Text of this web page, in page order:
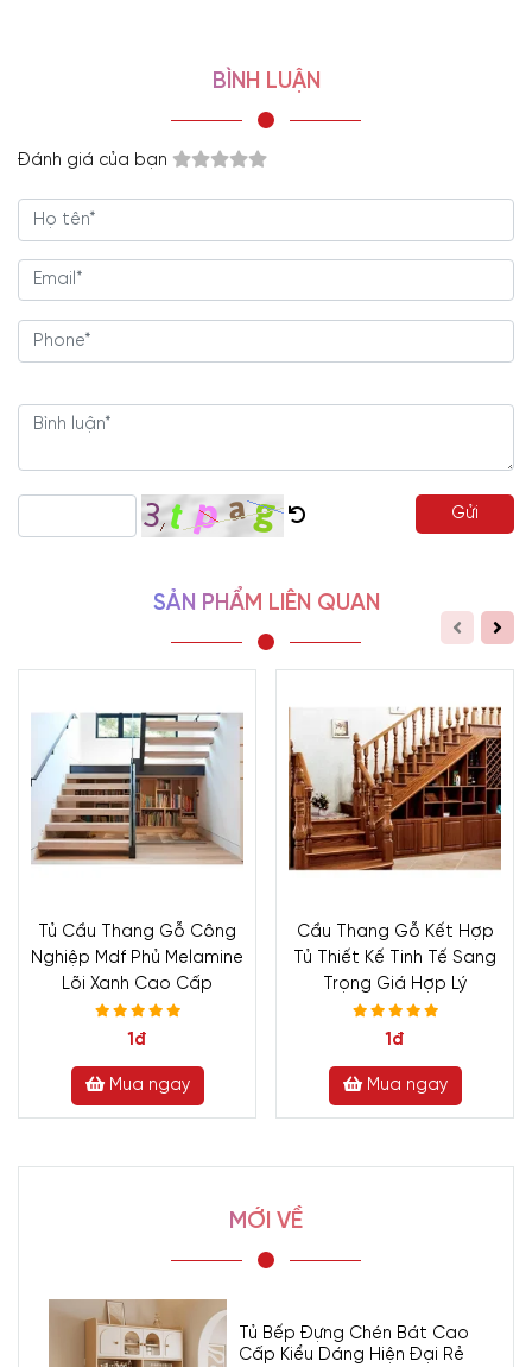
160C Trường Chinh, phường Bảy Hiền, Tp
Thuận, Tp Hồ Chí Minh
- Hotline/Zalo: 0933.118.799
- Hotline/Zalo: 0933.118.799
BÌNH LUẬN
Đánh giá của bạn
Gửi
SẢN PHẨM LIÊN QUAN
Tủ Cầu Thang Gỗ Công
Nghiệp Mdf Phủ Melamine
Lõi Xanh Cao Cấp
1đ
Mua ngay
Cầu Thang Gỗ Kết Hợp
Tủ Thiết Kế Tinh Tế Sang
Trọng Giá Hợp Lý
1đ
Mua ngay
MỚI VỀ
Tủ Bếp Đựng Chén Bát Cao
Cấp Kiểu Dáng Hiện Đại Rẻ